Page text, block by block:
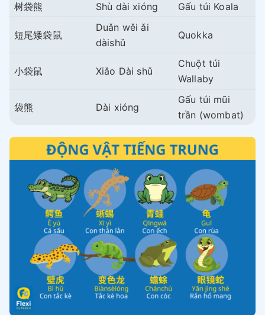
树袋熊
Shù dài xióng Gấu túi Koala
短尾矮袋鼠
Duǎn wěi ǎi
dàishǔ
Quokka
小袋鼠 Xiǎo Dài shǔ
Chuột túi
Wallaby
袋熊 Dài xióng
Gấu túi mũi
trần (wombat)